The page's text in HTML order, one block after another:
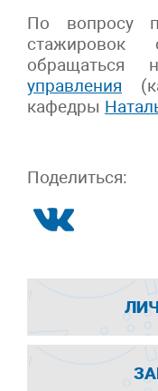
По вопросу
обращаться
управления
кафедры
Поделиться: